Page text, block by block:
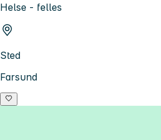
Helse - felles
Sted
Farsund